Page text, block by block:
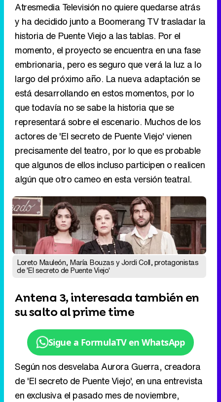
Atresmedia Televisión no quiere quedarse atrás
y ha decidido junto a Boomerang TV trasladar la
historia de Puente Viejo a las tablas. Por el
momento, el proyecto se encuentra en una fase
embrionaria, pero es seguro que verá la luz a lo
largo del próximo año. La nueva adaptación se
está desarrollando en estos momentos, por lo
que todavía no se sabe la historia que se
representará sobre el escenario. Muchos de los
actores de 'El secreto de Puente Viejo' vienen
precisamente del teatro, por lo que es probable
que algunos de ellos incluso participen o realicen
algún que otro cameo en esta versión teatral.
Loreto Mauleón, María Bouzas y Jordi Coll, protagonistas
de 'El secreto de Puente Viejo'
Antena 3, interesada también en
su salto al prime time
Sigue a FormulaTV en WhatsApp
Según nos desvelaba Aurora Guerra, creadora
de 'El secreto de Puente Viejo', en una entrevista
en exclusiva el pasado mes de noviembre,